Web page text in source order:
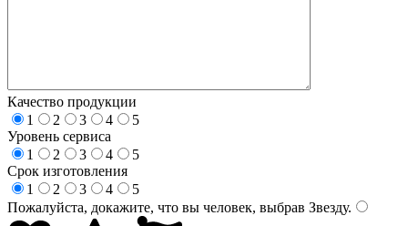
Качество продукции
1
2 3 4
5
Уровень сервиса
1
2 3 4
5
Срок изготовления
1
2 3 4
5
Пожалуйста, докажите, что вы человек, выбрав Звезду.